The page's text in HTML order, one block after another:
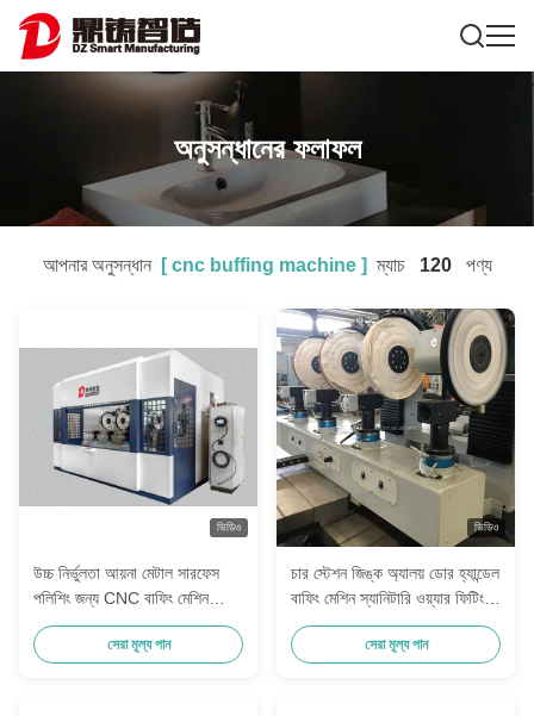
অনুসন্ধানের ফলাফল
আপনার অনুসন্ধান [cnc buffing machine] ম্যাচ 120পণ্য
ভিডিও
উচ্চ নির্ভুলতা আয়না মেটাল সারফেস
পলিশিং জন্য CNC বাফিং মেশিন
ফিনিশ
সেরা মূল্য পান
ভিডিও
চার স্টেশন জিঙ্ক অ্যালয় ডোর হ্যান্ডেল
বাফিং মেশিন স্যানিটারি ওয়্যার ফিটিং
ওয়াটার মিটার পলিশিং সরঞ্জাম
সেরা মূল্য পান